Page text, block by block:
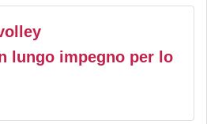
lungo impegno per lo